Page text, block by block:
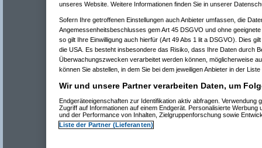
unseres Website. Weitere Informationen finden Sie in unserer
Sofern Ihre getroffenen Einstellungen auch Anbieter umfassen, die
Angemessenheitsbeschlusses gem Art 45 DSGVO und ohne
so gilt Ihre Einwilligung auch hierfür (Art 49 Abs 1 lit a DSGVO). Dies
die USA. Es besteht insbesondere das Risiko, dass Ihre Daten durch
Überwachungszwecken verarbeitet werden können, möglicherweise
können Sie abstellen, in dem Sie bei dem jeweiligen Anbieter in der
Wir und unsere Partner verarbeiten Daten, um
Endgeräteeigenschaften zur Identifikation aktiv abfragen. Verwendung
Zugriff auf Informationen auf einem Endgerät. Personalisierte Werbung
und der Performance von Inhalten, Zielgruppenforschung sowie
Liste der Partner (Lieferanten)